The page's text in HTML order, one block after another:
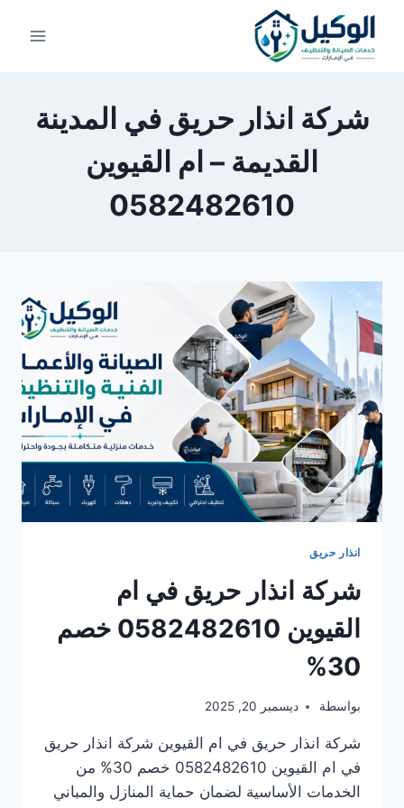
التجاوز
المحتوى
شركة انذار حريق في المدينة
القديمة – ام القيوين
0582482610
انذار حريق
شركة انذار حريق في ام
القيوين 0582482610 خصم
30%
بواسطة ديسمبر 20, 2025
شركة انذار حريق في ام القيوين شركة انذار حريق
في ام القيوين 0582482610 خصم 30% من
الخدمات الأساسية لضمان حماية المنازل والمباني